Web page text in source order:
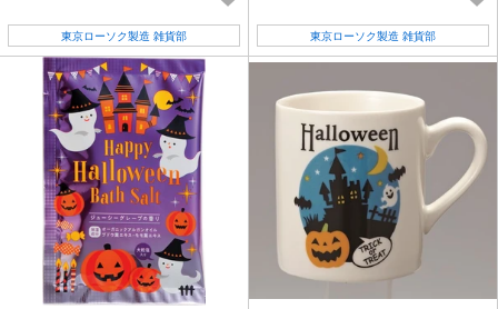
東京ローソク製造 雑貨部 東京ローソク製造 雑貨部